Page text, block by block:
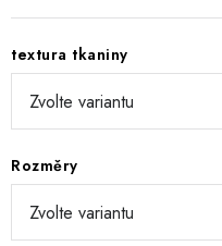
textura tkaniny
Rozměry